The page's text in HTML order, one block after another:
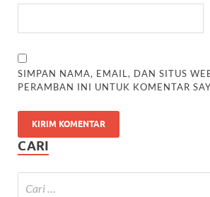
SIMPAN NAMA, EMAIL, DAN SITUS
PERAMBAN INI UNTUK KOMENTAR
CARI